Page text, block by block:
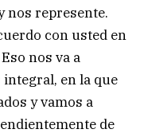
nos represente.
con usted en
nos va a
en la que
y vamos a
de